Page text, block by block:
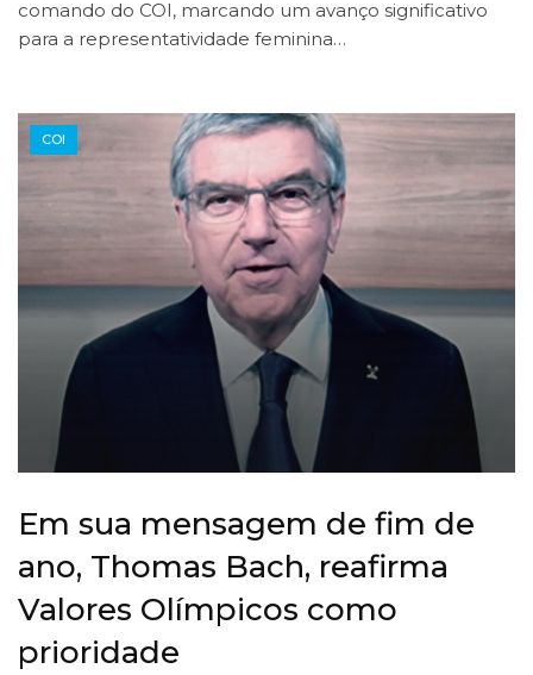
comando do COI, marcando um avanço significativo
para a representatividade feminina…
COI
Em sua mensagem de fim de
ano, Thomas Bach, reafirma
Valores Olímpicos como
prioridade